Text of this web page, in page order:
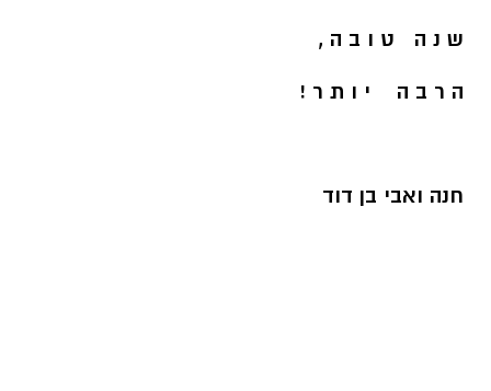
ש נ ה ט ו ב ה ,
ה ר ב ה י ו ת ר !
חנה ואבי בן דוד